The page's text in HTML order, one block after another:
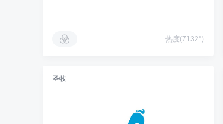
热度(7132°)
圣牧